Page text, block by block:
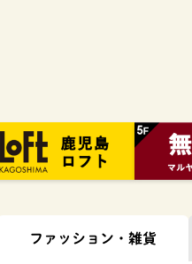
ファッション・ 雑貨